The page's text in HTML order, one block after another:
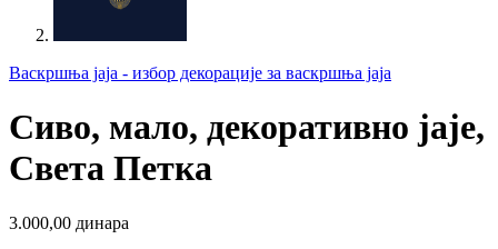
Васкршња јаја - избор декорације за васкршња јаја
Сиво, мало, декоративно јаје,
Света Петка
3.000,00 динара